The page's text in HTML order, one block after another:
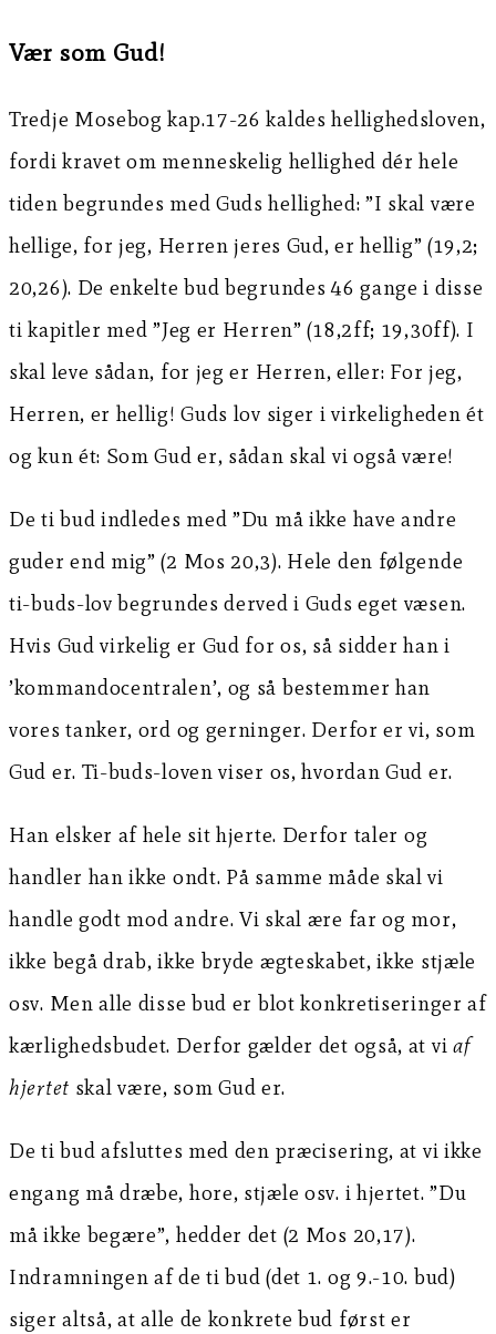
Vær som Gud!
Tredje Mosebog kap.17-26 kaldes hellighedsloven,
fordi kravet om menneskelig hellighed dér hele
tiden begrundes med Guds hellighed: ”I skal være
hellige, for jeg, Herren jeres Gud, er hellig” (19,2;
20,26). De enkelte bud begrundes 46 gange i disse
ti kapitler med ”Jeg er Herren” (18,2ff; 19,30ff). I
skal leve sådan, for jeg er Herren, eller: For jeg,
Herren, er hellig! Guds lov siger i virkeligheden ét
og kun ét: Som Gud er, sådan skal vi også være!
De ti bud indledes med ”Du må ikke have andre
guder end mig” (2 Mos 20,3). Hele den følgende
ti-buds-lov begrundes derved i Guds eget væsen.
Hvis Gud virkelig er Gud for os, så sidder han i
’kommandocentralen’, og så bestemmer han
vores tanker, ord og gerninger. Derfor er vi, som
Gud er. Ti-buds-loven viser os, hvordan Gud er.
Han elsker af hele sit hjerte. Derfor taler og
handler han ikke ondt. På samme måde skal vi
handle godt mod andre. Vi skal ære far og mor,
ikke begå drab, ikke bryde ægteskabet, ikke stjæle
osv. Men alle disse bud er blot konkretiseringer af
kærlighedsbudet. Derfor gælder det også, at vi af
hjertet skal være, som Gud er.
De ti bud afsluttes med den præcisering, at vi ikke
engang må dræbe, hore, stjæle osv. i hjertet. ”Du
må ikke begære”, hedder det (2 Mos 20,17).
Indramningen af de ti bud (det 1. og 9.-10. bud)
siger altså, at alle de konkrete bud først er